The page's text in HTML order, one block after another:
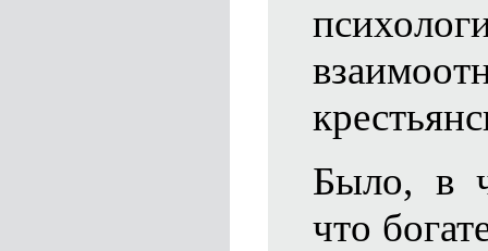
Было, в
что